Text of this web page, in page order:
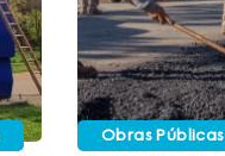
Obras Públicas